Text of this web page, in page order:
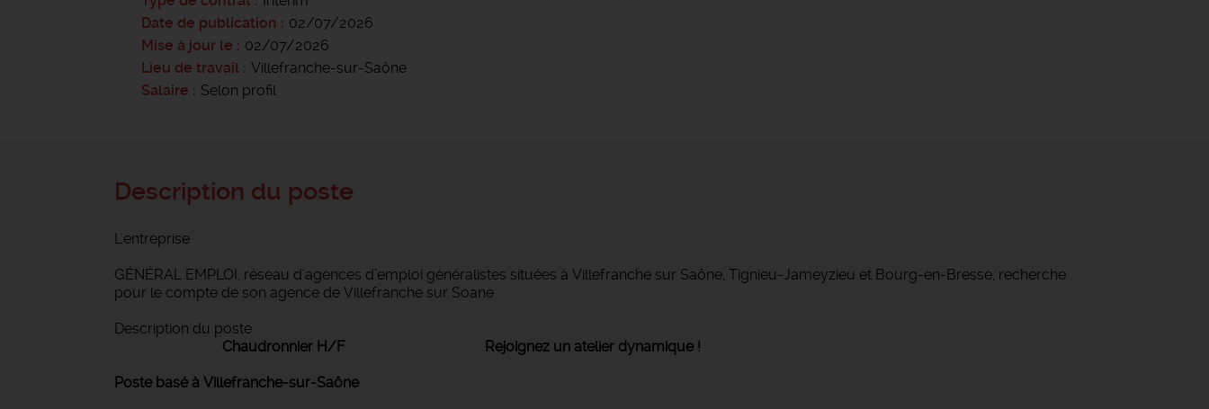
Date de publication
02/07/2026
Mise à jour le
02/07/2026
Lieu de travail
Villefranche-sur-Saône
Salaire
Selon profil
Description du poste
L'entreprise
GÉNÉRAL EMPLOI, réseau d'agences d’emploi généralistes situées à Villefranche sur Saône, Tignieu-Jameyzieu et Bourg-en-Bresse, recherche
pour le compte de son agence de Villefranche sur Soane
Description du poste
Chaudronnier H/F Rejoignez un atelier dynamique !
Poste basé à Villefranche-sur-Saône